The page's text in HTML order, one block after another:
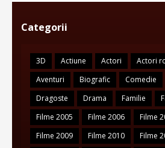
Categorii
3D Actiune Actori Actori
Aventuri
Biografic Comedie
Dragoste
Drama Familie
Filme 2005
Filme 2006 Filme
Filme 2009
Filme 2010 Filme